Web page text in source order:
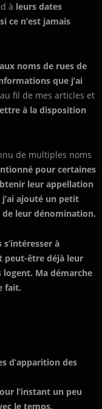
à leurs dates
ce n’est jamais
noms de rues de
que j’ai
fil de mes articles et
à la disposition
de multiples noms
pour certaines
leur appellation
j’ai ajouté un petit
leur dénomination.
à
peut-être déjà leur
Ma démarche
fait.
d’apparition des
l’instant un peu
le temps.